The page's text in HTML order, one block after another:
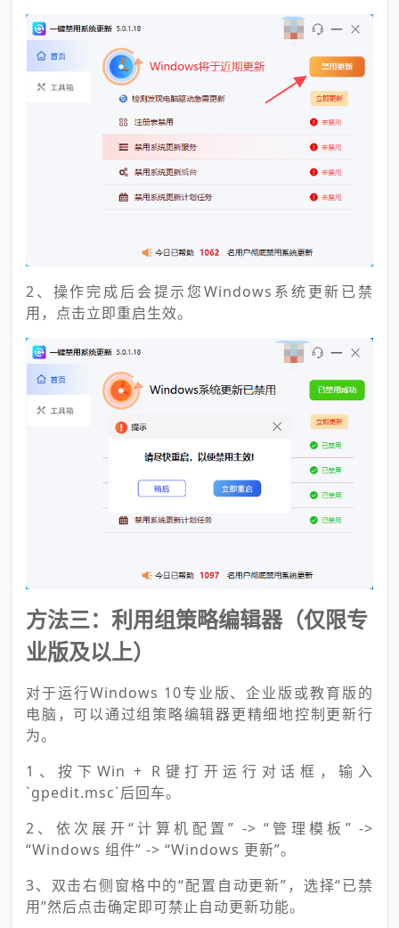
2、操作完成后会提示您Windows系统更新已禁
用，点击立即重启生效。
方法三：利用组策略编辑器（仅限专
业版及以上）
对于运行Windows 10专业版、企业版或教育版的
电脑，可以通过组策略编辑器更精细地控制更新行
为。
1、按下Win + R键打开运行对话框，输入
`gpedit.msc`后回车。
2、依次展开“计算机配置” -> “管理模板” ->
“Windows 组件” -> “Windows 更新”。
3、双击右侧窗格中的“配置自动更新”，选择“已禁
用”然后点击确定即可禁止自动更新功能。